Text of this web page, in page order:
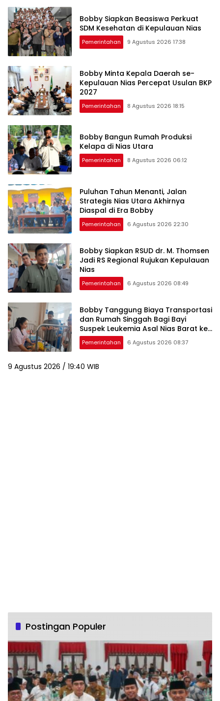
Bobby Siapkan Beasiswa Perkuat
SDM Kesehatan di Kepulauan Nias
Pemerintahan 9 Agustus 2026 17:38
Bobby Minta Kepala Daerah se-
Kepulauan Nias Percepat Usulan BKP
2027
Pemerintahan 8 Agustus 2026 18:15
Bobby Bangun Rumah Produksi
Kelapa di Nias Utara
Pemerintahan 8 Agustus 2026 06:12
Puluhan Tahun Menanti, Jalan
Strategis Nias Utara Akhirnya
Diaspal di Era Bobby
Pemerintahan 6 Agustus 2026 22:30
Bobby Siapkan RSUD dr. M. Thomsen
Jadi RS Regional Rujukan Kepulauan
Nias
Pemerintahan 6 Agustus 2026 08:49
Bobby Tanggung Biaya Transportasi
dan Rumah Singgah Bagi Bayi
Suspek Leukemia Asal Nias Barat ke
Medan
Pemerintahan 6 Agustus 2026 08:37
9 Agustus 2026 / 19:40 WIB
Postingan Populer